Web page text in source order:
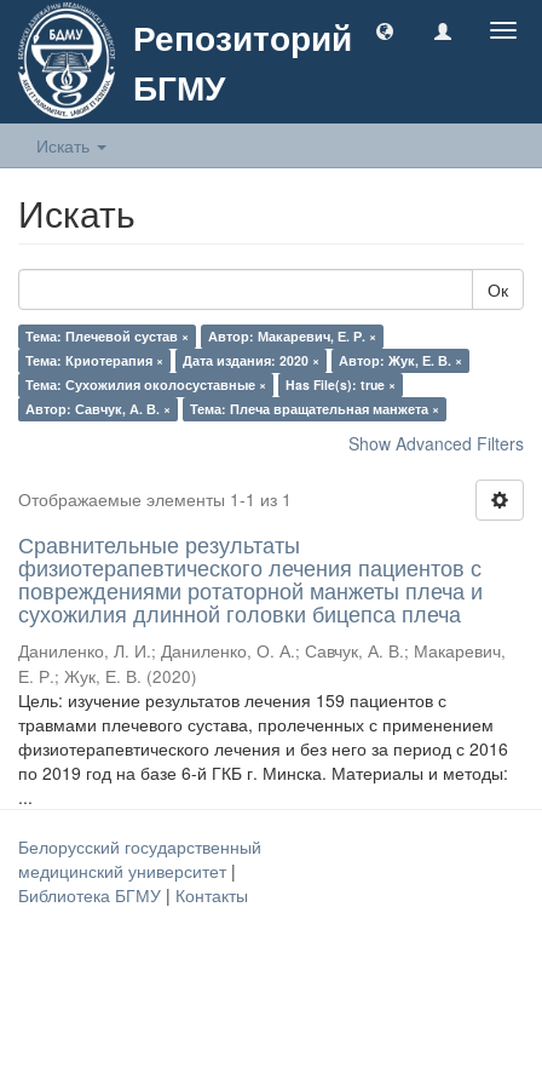
Репозиторий
БГМУ
Искать
Искать
Ок
Тема: Плечевой сустав ×
Автор: Макаревич, Е. Р. ×
Тема: Криотерапия ×
Дата издания: 2020 ×
Автор: Жук, Е. В. ×
Тема: Сухожилия околосуставные ×
Has File(s): true ×
Автор: Савчук, А. В. ×
Тема: Плеча вращательная манжета ×
Show Advanced Filters
Отображаемые элементы 1-1 из 1
Сравнительные результаты
физиотерапевтического лечения пациентов с
повреждениями ротаторной манжеты плеча и
сухожилия длинной головки бицепса плеча
Даниленко, Л. И.; Даниленко, О. А.; Савчук, А. В.; Макаревич,
Е. Р.; Жук, Е. В. (2020)
Цель: изучение результатов лечения 159 пациентов с
травмами плечевого сустава, пролеченных с применением
физиотерапевтического лечения и без него за период с 2016
по 2019 год на базе 6-й ГКБ г. Минска. Материалы и методы:
...
Белорусский государственный
медицинский университет |
Библиотека БГМУ | Контакты